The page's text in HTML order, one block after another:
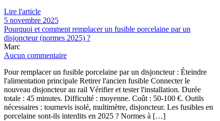
Lire l'article
5 novembre 2025
Pourquoi et comment remplacer un fusible porcelaine par un
disjoncteur (normes 2025) ?
Marc
Aucun commentaire
Pour remplacer un fusible porcelaine par un disjoncteur : Éteindre
l'alimentation principale Retirer l'ancien fusible Connecter le
nouveau disjoncteur au rail Vérifier et tester l'installation. Durée
totale : 45 minutes. Difficulté : moyenne. Coût : 50-100 €. Outils
nécessaires : tournevis isolé, multimètre, disjoncteur. Les fusibles en
porcelaine sont-ils interdits en 2025 ? Normes à […]